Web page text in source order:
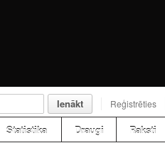
Ienākt Reģistrēties
Statistika Draugi Raksti